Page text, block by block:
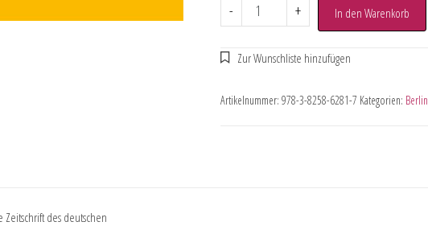
- + In den Warenkorb
Artikelnummer: 978-3-8258-6281-7 Kategorien: Berlin
des deutschen